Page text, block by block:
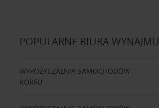
POPULARNE BIURA WYNAJMU
WYPOŻYCZALNIA SAMOCHODÓW
KORFU